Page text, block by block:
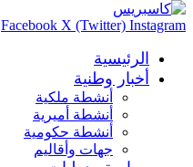
Facebook X (Twitter) Instagram
الرئيسية
أخبار وطنية
أنشطة ملكية
أنشطة أميرية
أنشطة حكومية
جهات وأقاليم